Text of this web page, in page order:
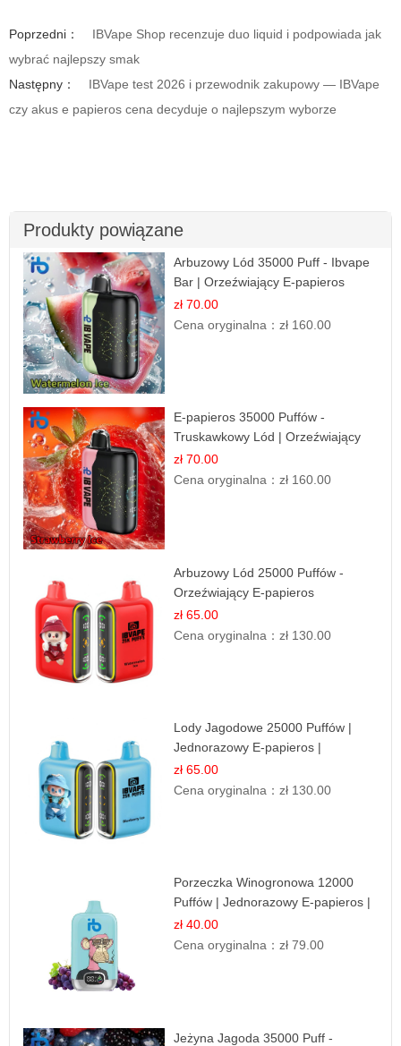
Poprzedni：
IBVape Shop recenzuje duo liquid i podpowiada jak
wybrać najlepszy smak
Następny：
IBVape test 2026 i przewodnik zakupowy — IBVape
czy akus e papieros cena decyduje o najlepszym wyborze
Produkty powiązane
Arbuzowy Lód 35000 Puff - Ibvape
Bar | Orzeźwiający E-papieros
Jednorazowy
zł 70.00
Cena oryginalna：zł 160.00
E-papieros 35000 Puffów -
Truskawkowy Lód | Orzeźwiający
Smak
zł 70.00
Cena oryginalna：zł 160.00
Arbuzowy Lód 25000 Puffów -
Orzeźwiający E-papieros
Jednorazowy
zł 65.00
Cena oryginalna：zł 130.00
Lody Jagodowe 25000 Puffów |
Jednorazowy E-papieros |
Deserowy Smak
zł 65.00
Cena oryginalna：zł 130.00
Porzeczka Winogronowa 12000
Puffów | Jednorazowy E-papieros |
Owocowy Miks
zł 40.00
Cena oryginalna：zł 79.00
Jeżyna Jagoda 35000 Puff -